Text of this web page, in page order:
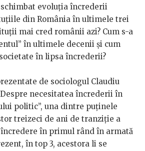
evoluția încrederii
din România în ultimele trei
mai cred românii azi? Cum s-a
în ultimele decenii și cum
în lipsa încrederii?
de sociologul Claudiu
necesitatea încrederii în
politic”, una dintre puținele
treizeci de ani de tranziție a
în primul rând în armată
în top 3, acestora li se